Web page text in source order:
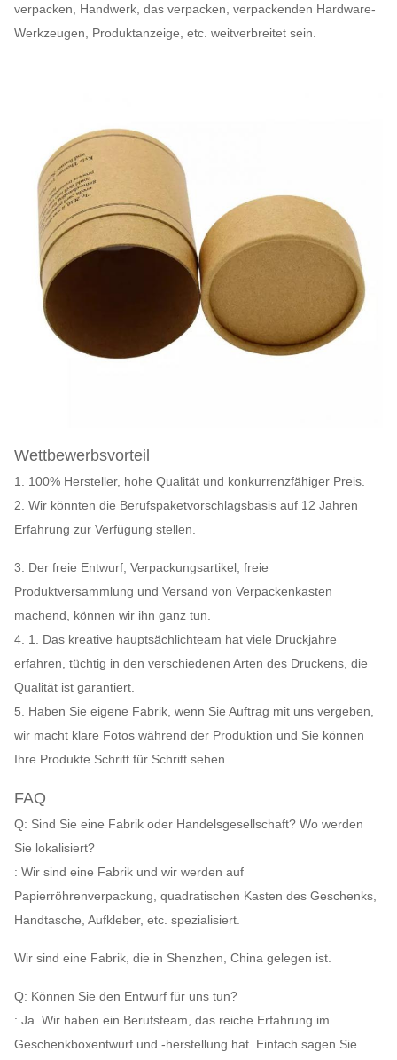
verpacken, Handwerk, das verpacken, verpackenden Hardware-
Werkzeugen, Produktanzeige, etc. weitverbreitet sein.
Wettbewerbsvorteil
1. 100% Hersteller, hohe Qualität und konkurrenzfähiger Preis.
2. Wir könnten die Berufspaketvorschlagsbasis auf 12 Jahren
Erfahrung zur Verfügung stellen.
3. Der freie Entwurf, Verpackungsartikel, freie
Produktversammlung und Versand von Verpackenkasten
machend, können wir ihn ganz tun.
4. 1. Das kreative hauptsächlichteam hat viele Druckjahre
erfahren, tüchtig in den verschiedenen Arten des Druckens, die
Qualität ist garantiert.
5. Haben Sie eigene Fabrik, wenn Sie Auftrag mit uns vergeben,
wir macht klare Fotos während der Produktion und Sie können
Ihre Produkte Schritt für Schritt sehen.
FAQ
Q: Sind Sie eine Fabrik oder Handelsgesellschaft? Wo werden
Sie lokalisiert?
: Wir sind eine Fabrik und wir werden auf
Papierröhrenverpackung, quadratischen Kasten des Geschenks,
Handtasche, Aufkleber, etc. spezialisiert.
Wir sind eine Fabrik, die in Shenzhen, China gelegen ist.
Q: Können Sie den Entwurf für uns tun?
: Ja. Wir haben ein Berufsteam, das reiche Erfahrung im
Geschenkboxentwurf und -herstellung hat. Einfach sagen Sie